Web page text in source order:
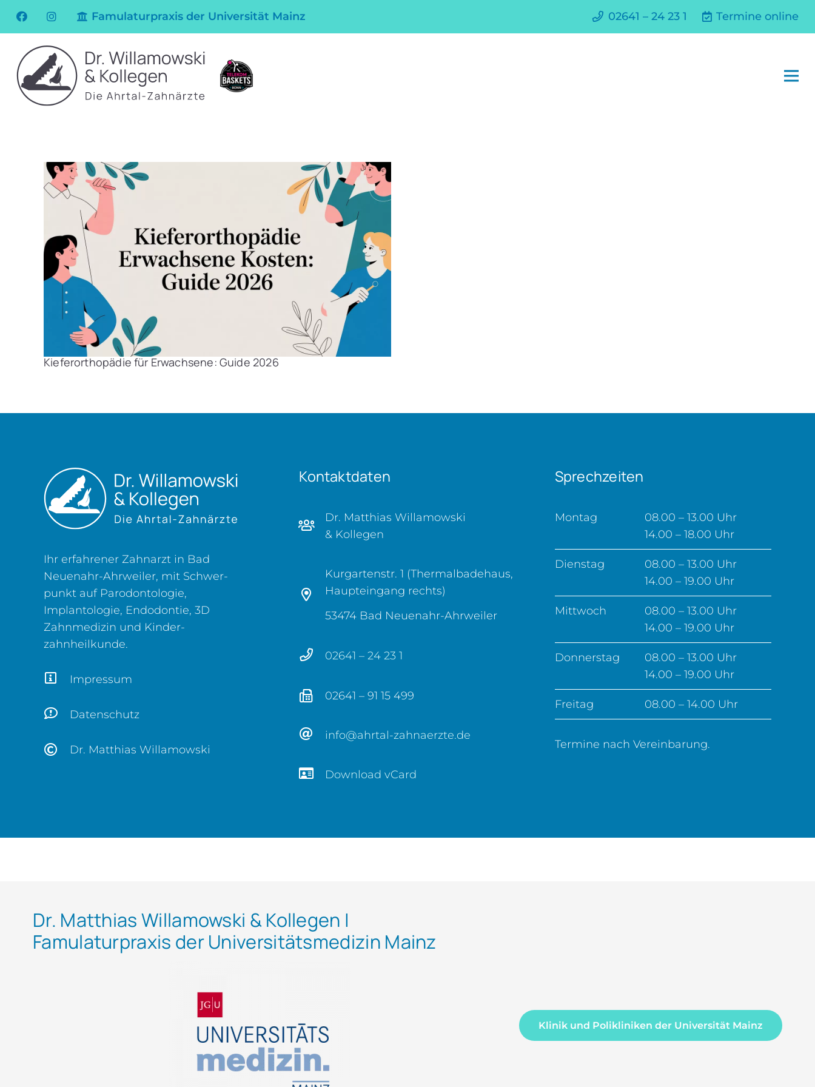
Famulaturpraxis der Universität Mainz 02641 – 24 23 1 Termine online
Kieferorthopädie für Erwachsene: Guide 2026
Ihr erfahrener Zahnarzt in Bad
Neuenahr-Ahrweiler, mit Schwer­
punkt auf Parodontologie,
Implantologie, Endodontie, 3D
Zahn­medizin und Kinder­
zahnheilkunde.
Impressum
Datenschutz
Dr. Matthias Willamowski
Kontaktdaten
Dr. Matthias Willamowski
& Kollegen
Kurgartenstr. 1 (Thermalbadehaus,
Haupteingang rechts)
53474 Bad Neuenahr-Ahrweiler
02641 – 24 23 1
02641 – 91 15 499
info@ahrtal-zahnaerzte.de
Download vCard
Sprechzeiten
Montag
08.00 – 13.00 Uhr
14.00 – 18.00 Uhr
Dienstag
08.00 – 13.00 Uhr
14.00 – 19.00 Uhr
Mittwoch
08.00 – 13.00 Uhr
14.00 – 19.00 Uhr
Donnerstag
08.00 – 13.00 Uhr
14.00 – 19.00 Uhr
Freitag 08.00 – 14.00 Uhr
Termine nach Vereinbarung.
Dr. Matthias Willamowski & Kollegen |
Famulaturpraxis der Universitätsmedizin Mainz
Klinik und Polikliniken der Universität Mainz